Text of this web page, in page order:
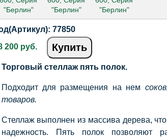
77850
200 руб. Купить
Торговый стеллаж пять полок.
Подходит для размещения на нем
товаров.
Стеллаж выполнен из массива дерева, что
надежность. Пять полок позволяют